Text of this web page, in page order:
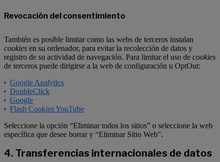
Revocación del consentimiento
También es posible limitar como las webs de terceros instalan
cookies en su ordenador, para evitar la recolección de datos y
registro de su actividad de navegación. Para limitar el uso de cookies
de terceros puede dirigirse a la web de configuración u OptOut:
Google Analytics
DoubleClick
Google
Flash Cookies YouTube
Seleccione la opción “Eliminar todos los sitios” o seleccione la web
específica que desee borrar y “Eliminar Sitio Web”.
4. Transferencias internacionales de datos